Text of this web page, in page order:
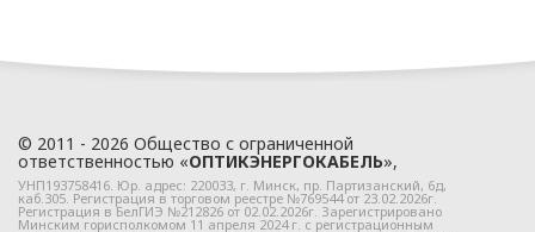
© 2011 - 2026 Общество с ограниченной
ответственностью «ОПТИКЭНЕРГОКАБЕЛЬ»,
УНП193758416. Юр. адрес: 220033, г. Минск, пр. Партизанский, 6д,
каб.305. Регистрация в торговом реестре №769544 от 23.02.2026г.
Регистрация в БелГИЭ №212826 от 02.02.2026г. Зарегистрировано
Минским горисполкомом 11 апреля 2024 г. с регистрационным
область защиты
1.3. Локальные правовые
акты по вопросам
обработки и
защиты персональных